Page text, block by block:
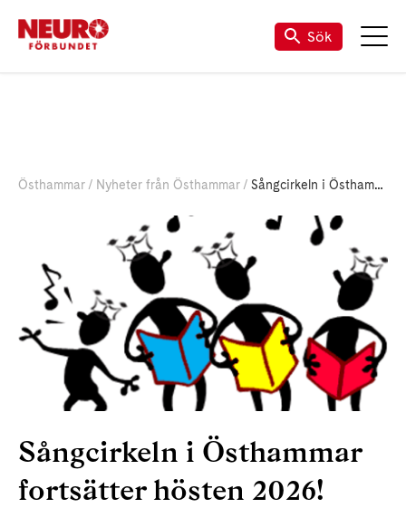
Sök
Östhammar Nyheter från Östhammar Sångcirkeln i Östhammar har startat igen!
Sångcirkeln i Östhammar
fortsätter hösten 2026!